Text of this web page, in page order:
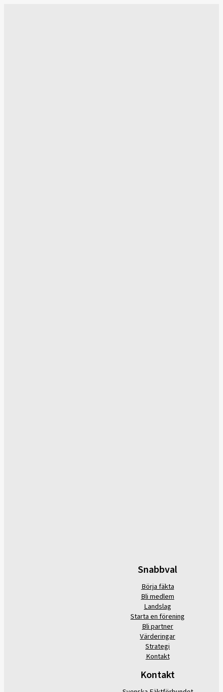
Snabbval
Börja fäkta
Bli medlem
Landslag
Starta en förening
Bli partner
Värderingar
Strategi
Kontakt
Kontakt